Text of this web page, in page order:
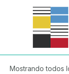
Menu
Mostrando todos